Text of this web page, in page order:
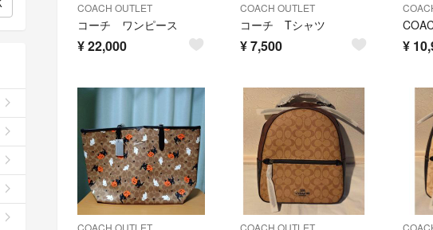
COACH OUTLET
コーチ ワンピース
¥22,000
COACH OUTLET
コーチ Tシャツ
¥7,500 ¥